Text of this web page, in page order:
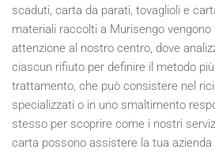
scaduti, carta da parati, tovaglioli e
materiali raccolti a Murisengo
attenzione al nostro centro, dove
ciascun rifiuto per definire il metodo
trattamento, che può consistere nel
specializzati o in uno smaltimento
stesso per scoprire come i nostri
carta possono assistere la tua azienda